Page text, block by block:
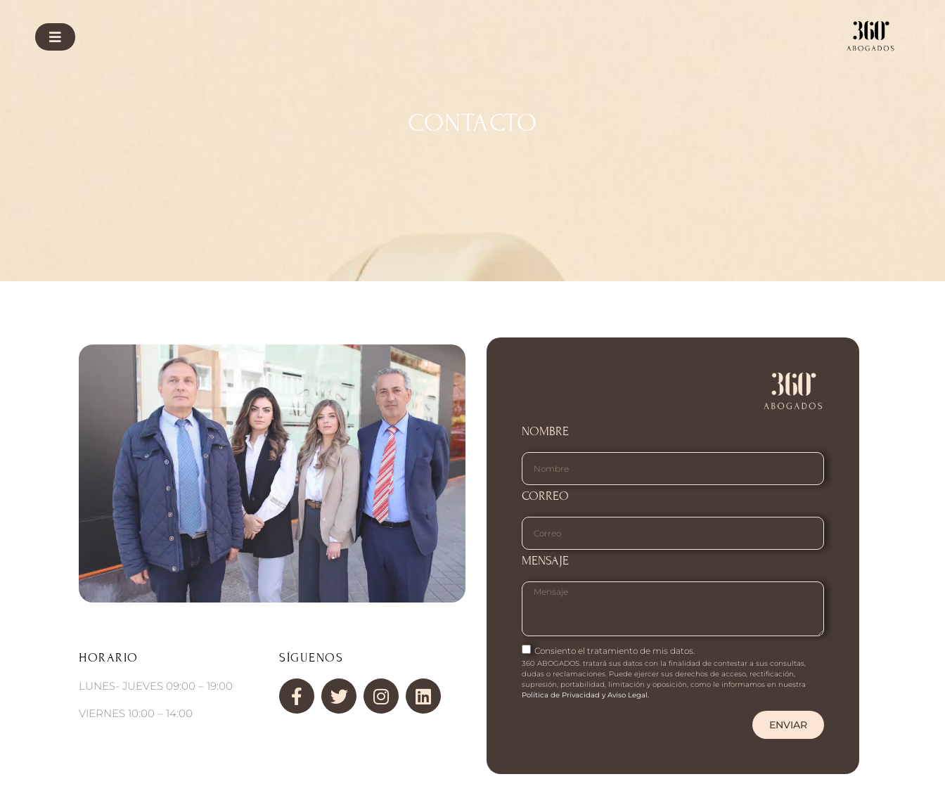
CONTACTO
HORARIO
LUNES- JUEVES 09:00 – 19:00
VIERNES 10:00 – 14:00
SÍGUENOS
NOMBRE
CORREO
MENSAJE
Consiento el tratamiento de mis datos.
360 ABOGADOS. tratará sus datos con la finalidad de contestar a sus consultas,
dudas o reclamaciones. Puede ejercer sus derechos de acceso, rectificación,
supresión, portabilidad, limitación y oposición, como le informamos en nuestra
Política de Privacidad y Aviso Legal.
ENVIAR